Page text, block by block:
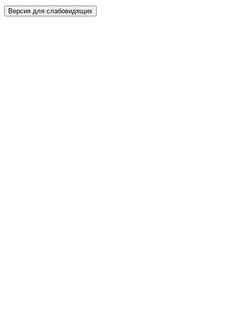
Версия для слабовидящих